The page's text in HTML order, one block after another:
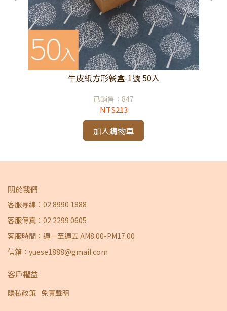
牛皮紙方形餐盒-1號 50入
已銷售：847
NT$213
加入購物車
關於我們
客服專線：02 8990 1888
客服傳真：02 2299 0605
客服時間：週一至週五 AM8:00-PM17:00
信箱：yuese1888@gmail.com
客戶權益
隱私政策 免責聲明